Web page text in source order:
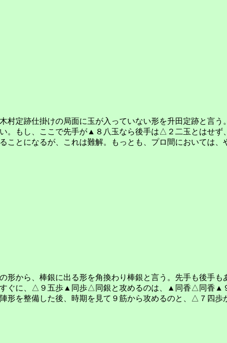
木村定跡仕掛けの局面に玉が入っていない形を升田定跡と言
。もし、ここで先手が▲８八玉なら後手は△２二玉とはせ
ことになるが、これは難解。もっとも、プロ間においては、
形から、棒銀に出る形を角換わり棒銀と言う。先手も後手
すぐに、△９五歩▲同歩△同銀と攻めるのは、▲同香△同香▲
形を整備した後、時期を見て９筋から攻めるのと、△７四